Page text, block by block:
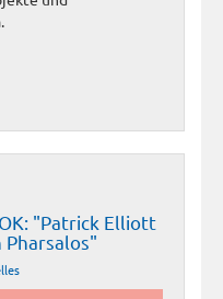
"Patrick Elliott
Pharsalos"